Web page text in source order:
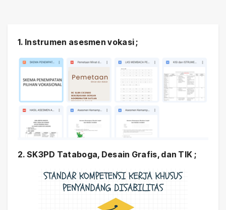
1. Instrumen asesmen vokasi ;
2. SK3PD Tataboga, Desain Grafis, dan TIK ;